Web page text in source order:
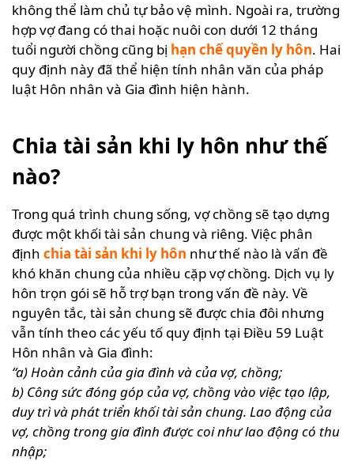
không thể làm chủ tự bảo vệ mình. Ngoài ra, trường
hợp vợ đang có thai hoặc nuôi con dưới 12 tháng
tuổi người chồng cũng bị hạn chế quyền ly hôn. Hai
quy định này đã thể hiện tính nhân văn của pháp
luật Hôn nhân và Gia đình hiện hành.
Chia tài sản khi ly hôn như thế
nào?
Trong quá trình chung sống, vợ chồng sẽ tạo dựng
được một khối tài sản chung và riêng. Việc phân
định chia tài sản khi ly hôn như thế nào là vấn đề
khó khăn chung của nhiều cặp vợ chồng. Dịch vụ ly
hôn trọn gói sẽ hỗ trợ bạn trong vấn đề này. Về
nguyên tắc, tài sản chung sẽ được chia đôi nhưng
vẫn tính theo các yếu tố quy định tại Điều 59 Luật
Hôn nhân và Gia đình:
“a) Hoàn cảnh của gia đình và của vợ, chồng;
b) Công sức đóng góp của vợ, chồng vào việc tạo lập,
duy trì và phát triển khối tài sản chung. Lao động của
vợ, chồng trong gia đình được coi như lao động có thu
nhập;